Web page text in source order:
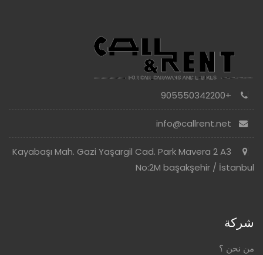
+905550342200
Kayabaşı Mah. Gazi Yaşargil Cad. Park Mavera 2 A3
No:2M başakşehir / İstanbul
شركة
من نحن ؟